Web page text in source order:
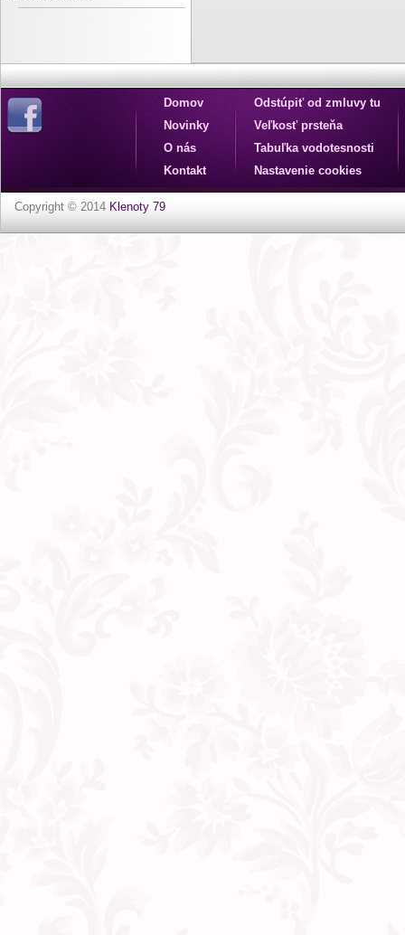
Domov
Novinky
O nás
Kontakt
Odstúpiť od zmluvy tu
Veľkosť prsteňa
Tabuľka vodotesnosti
Nastavenie cookies
Copyright © 2014 Klenoty 79